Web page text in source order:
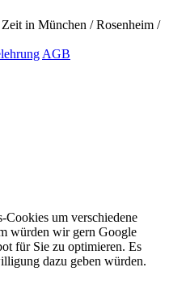
in München / Rosenheim /
AGB
Cookies um verschiedene
würden wir gern Google
für Sie zu optimieren. Es
dazu geben würden.